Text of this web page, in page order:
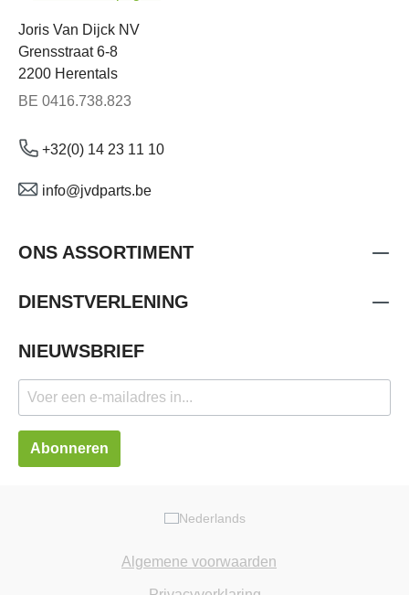
Joris Van Dijck NV
Grensstraat 6-8
2200 Herentals
BE 0416.738.823
+32(0) 14 23 11 10
info@jvdparts.be
ONS ASSORTIMENT
DIENSTVERLENING
NIEUWSBRIEF
Abonneren
Nederlands
Algemene voorwaarden